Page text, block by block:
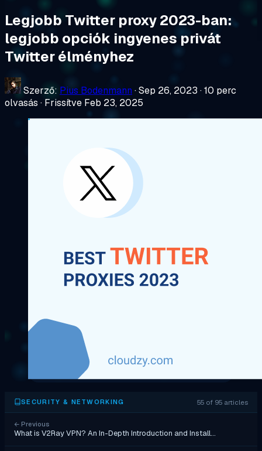
Legjobb Twitter proxy 2023-ban:
legjobb opciók ingyenes privát
Twitter élményhez
Szerző: Pius Bodenmann ·Sep 26, 2023 ·10 perc
olvasás · Frissítve Feb 23, 2025
SECURITY & NETWORKING 55 of 95 articles
← Previous
What is V2Ray VPN? An In-Depth Introduction and Install…